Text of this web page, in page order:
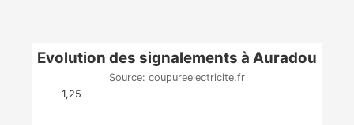
Evolution des signalements à Auradou
Source: coupureelectricite.fr
1,25